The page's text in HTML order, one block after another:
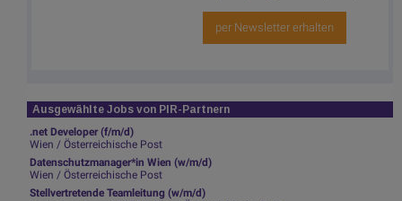
per Newsletter erhalten
Ausgewählte Jobs von PIR-Partnern
.net Developer (f/m/d)
Wien / Österreichische Post
Datenschutzmanager*in Wien (w/m/d)
Wien / Österreichische Post
Stellvertretende Teamleitung (w/m/d)